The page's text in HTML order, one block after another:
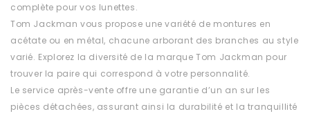
complète pour vos lunettes.
Tom Jackman vous propose une variété de montures en
acétate ou en métal, chacune arborant des branches au style
varié. Explorez la diversité de la marque Tom Jackman pour
trouver la paire qui correspond à votre personnalité.
Le service après-vente offre une garantie d’un an sur les
pièces détachées, assurant ainsi la durabilité et la tranquillité